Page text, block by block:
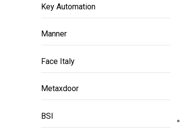
Key Automation
Manner
Face Italy
Metaxdoor
BSI